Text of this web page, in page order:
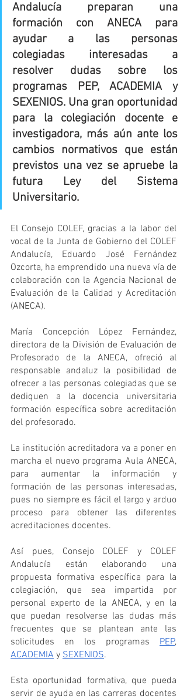
Andalucía preparan una
formación con ANECA para
ayudar a las personas
colegiadas interesadas a
resolver dudas sobre los
programas PEP, ACADEMIA y
SEXENIOS. Una gran oportunidad
para la colegiación docente e
investigadora, más aún ante los
cambios normativos que están
previstos una vez se apruebe la
futura Ley del Sistema
Universitario.
El Consejo COLEF, gracias a la labor del
vocal de la Junta de Gobierno del COLEF
Andalucía, Eduardo José Fernández
Ozcorta, ha emprendido una nueva vía de
colaboración con la Agencia Nacional de
Evaluación de la Calidad y Acreditación
(ANECA).
María Concepción López Fernández,
directora de la División de Evaluación de
Profesorado de la ANECA, ofreció al
responsable andaluz la posibilidad de
ofrecer a las personas colegiadas que se
dediquen a la docencia universitaria
formación específica sobre acreditación
del profesorado.
La institución acreditadora va a poner en
marcha el nuevo programa Aula ANECA,
para aumentar la información y
formación de las personas interesadas,
pues no siempre es fácil el largo y arduo
proceso para obtener las diferentes
acreditaciones docentes.
Así pues, Consejo COLEF y COLEF
Andalucía están elaborando una
propuesta formativa específica para la
colegiación, que sea impartida por
personal experto de la ANECA, y en la
que puedan resolverse las dudas más
frecuentes que se plantean ante las
solicitudes en los programas PEP
ACADEMIA y SEXENIOS.
Esta oportunidad formativa, que pueda
servir de ayuda en las carreras docentes